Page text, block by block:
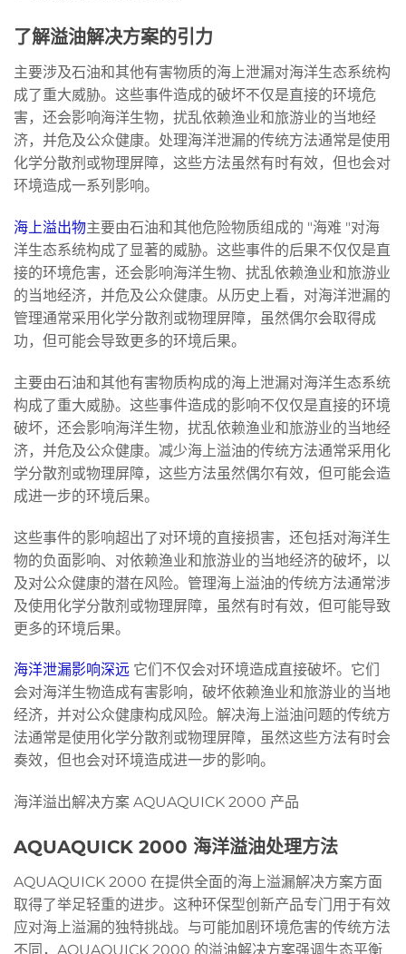
了解溢油解决方案的引力
主要涉及石油和其他有害物质的海上泄漏对海洋生态系统构
成了重大威胁。这些事件造成的破坏不仅是直接的环境危
害，还会影响海洋生物，扰乱依赖渔业和旅游业的当地经
济，并危及公众健康。处理海洋泄漏的传统方法通常是使用
化学分散剂或物理屏障，这些方法虽然有时有效，但也会对
环境造成一系列影响。
海上溢出物主要由石油和其他危险物质组成的 "海难 "对海
洋生态系统构成了显著的威胁。这些事件的后果不仅仅是直
接的环境危害，还会影响海洋生物、扰乱依赖渔业和旅游业
的当地经济，并危及公众健康。从历史上看，对海洋泄漏的
管理通常采用化学分散剂或物理屏障，虽然偶尔会取得成
功，但可能会导致更多的环境后果。
主要由石油和其他有害物质构成的海上泄漏对海洋生态系统
构成了重大威胁。这些事件造成的影响不仅仅是直接的环境
破坏，还会影响海洋生物，扰乱依赖渔业和旅游业的当地经
济，并危及公众健康。减少海上溢油的传统方法通常采用化
学分散剂或物理屏障，这些方法虽然偶尔有效，但可能会造
成进一步的环境后果。
这些事件的影响超出了对环境的直接损害，还包括对海洋生
物的负面影响、对依赖渔业和旅游业的当地经济的破坏，以
及对公众健康的潜在风险。管理海上溢油的传统方法通常涉
及使用化学分散剂或物理屏障，虽然有时有效，但可能导致
更多的环境后果。
海洋泄漏影响深远 它们不仅会对环境造成直接破坏。它们
会对海洋生物造成有害影响，破坏依赖渔业和旅游业的当地
经济，并对公众健康构成风险。解决海上溢油问题的传统方
法通常是使用化学分散剂或物理屏障，虽然这些方法有时会
奏效，但也会对环境造成进一步的影响。
海洋溢出解决方案 AQUAQUICK 2000 产品
AQUAQUICK 2000 海洋溢油处理方法
AQUAQUICK 2000 在提供全面的海上溢漏解决方案方面
取得了举足轻重的进步。这种环保型创新产品专门用于有效
应对海上溢漏的独特挑战。与可能加剧环境危害的传统方法
不同，AQUAQUICK 2000 的溢油解决方案强调生态平衡